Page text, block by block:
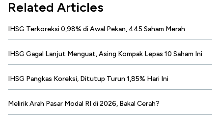
Related Articles
IHSG Terkoreksi 0,98% di Awal Pekan, 445 Saham Merah
IHSG Gagal Lanjut Menguat, Asing Kompak Lepas 10 Saham Ini
IHSG Pangkas Koreksi, Ditutup Turun 1,85% Hari Ini
Melirik Arah Pasar Modal RI di 2026, Bakal Cerah?